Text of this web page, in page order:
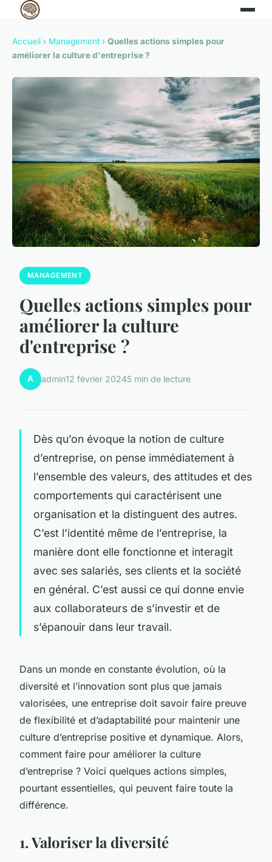
Accueil › Management › Quelles actions simples pour
améliorer la culture d'entreprise ?
MANAGEMENT
Quelles actions simples pour
améliorer la culture
d'entreprise ?
A admin12 février 20245 min de lecture
Dès qu’on évoque la notion de culture
d’entreprise, on pense immédiatement à
l’ensemble des valeurs, des attitudes et des
comportements qui caractérisent une
organisation et la distinguent des autres.
C’est l’identité même de l’entreprise, la
manière dont elle fonctionne et interagit
avec ses salariés, ses clients et la société
en général. C’est aussi ce qui donne envie
aux collaborateurs de s’investir et de
s’épanouir dans leur travail.
Dans un monde en constante évolution, où la
diversité et l’innovation sont plus que jamais
valorisées, une entreprise doit savoir faire preuve
de flexibilité et d’adaptabilité pour maintenir une
culture d’entreprise positive et dynamique. Alors,
comment faire pour améliorer la culture
d’entreprise ? Voici quelques actions simples,
pourtant essentielles, qui peuvent faire toute la
différence.
1. Valoriser la diversité